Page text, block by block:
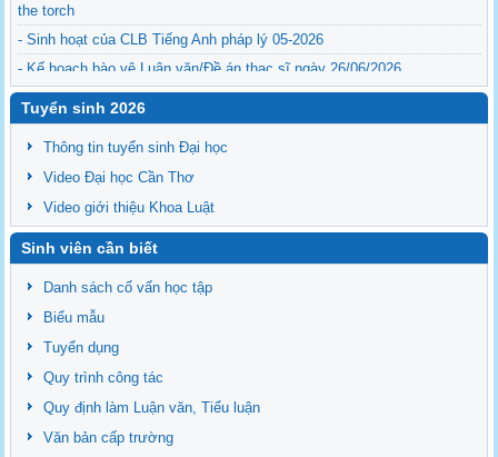
the torch
- Sinh hoạt của CLB Tiếng Anh pháp lý 05-2026
- Kế hoạch bào vệ Luận văn/Đề án thạc sĩ ngày 26/06/2026
- Kiểm tra thông tin học tập của sinh viên (25/05/2026)
- Kế hoạch thực hiện Luận văn tốt nghiệp, Tiểu luận tốt nghiệp và Thực
tập tốt nghiệp đại học hệ chính quy Học kỳ 3, năm học 2025-2026
Tuyển sinh 2026
Thông tin tuyển sinh Đại học
Video Đại học Cần Thơ
Video giới thiệu Khoa Luật
Sinh viên cần biết
Danh sách cố vấn học tập
Biểu mẫu
Tuyển dụng
Quy trình công tác
Quy định làm Luận văn, Tiểu luận
Văn bản cấp trường